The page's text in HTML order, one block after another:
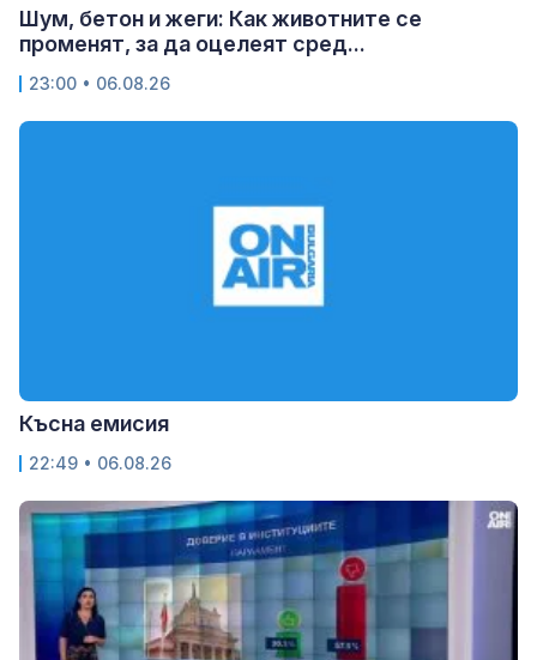
Шум, бетон и жеги: Как животните се
променят, за да оцелеят сред...
23:00 • 06.08.26
Късна емисия
22:49 • 06.08.26